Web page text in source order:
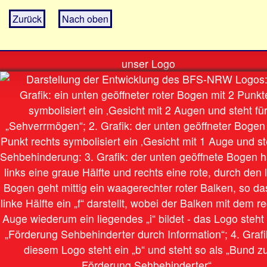
Zurück Nach oben
unser Logo